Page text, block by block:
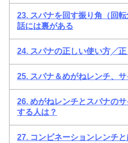
23. スパナを回す振り角（回
話には裏がある
24. スパナの正しい使い方╱正
25. スパナ＆めがねレンチ、
26. めがねレンチとスパナの
する人は？
27. コンビネーションレンチ